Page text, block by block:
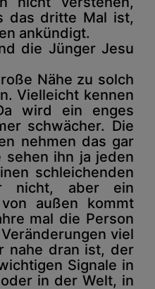
das dritte Mal ist,
ankündigt.
die Jünger Jesu
Nähe zu solch
Vielleicht kennen
wird ein enges
schwächer. Die
nehmen das gar
ihn ja jeden
schleichenden
nicht, aber ein
außen kommt
mal die Person
viel
nahe dran ist, der
Signale in
in der Welt, in